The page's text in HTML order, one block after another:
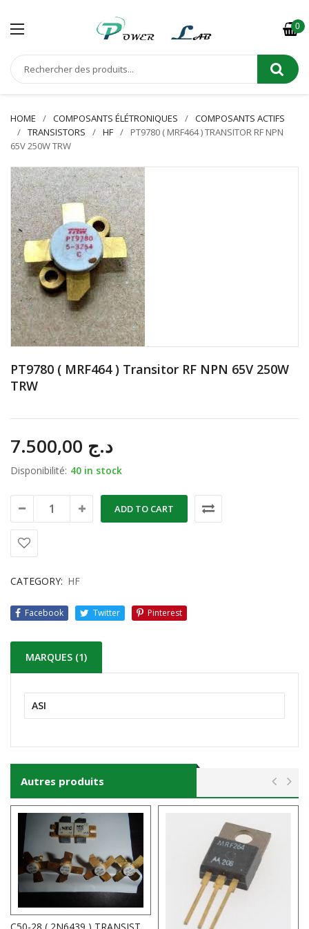
0
HOME COMPOSANTS ÉLÉTRONIQUES
COMPOSANTS ACTIFS
TRANSISTORS
HF
PT9780 ( MRF464 ) TRANSITOR RF NPN
65V 250W TRW
PT9780 ( MRF464 ) Transitor RF NPN 65V 250W
TRW
د.ج
Disponibilité: 40 in stock
ADD TO CART
CATEGORY: HF
Facebook Twitter Pinterest
MARQUES (1)
ASI
Autres produits